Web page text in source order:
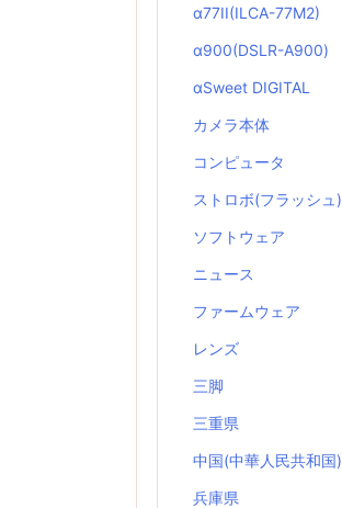
α77II(ILCA-77M2)
α900(DSLR-A900)
αSweet DIGITAL
カメラ本体
コンピュータ
ストロボ(フラッシュ)
ソフトウェア
ニュース
ファームウェア
レンズ
三脚
三重県
中国(中華人民共和国)
兵庫県